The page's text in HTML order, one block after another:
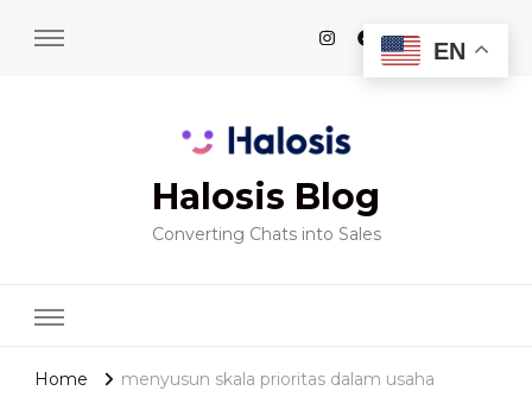
Halosis Blog
Converting Chats into Sales
Home menyusun skala prioritas dalam usaha
EN